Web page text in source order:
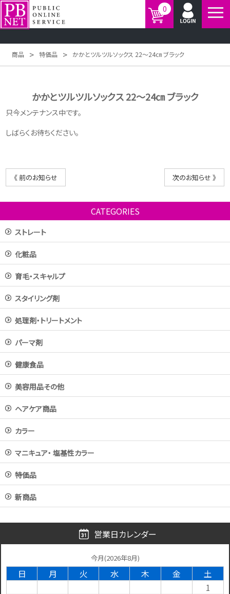
0
商品 > 特価品 > かかとツルツルソックス 22～24㎝ ブラック
かかとツルツルソックス 22～24㎝ ブラック
只今メンテナンス中です。
しばらくお待ちください。
《 前のお知らせ 次のお知らせ 》
CATEGORIES
ストレート
化粧品
育毛・スキャルプ
スタイリング剤
処理剤・トリートメント
パーマ剤
健康食品
美容用品その他
ヘアケア商品
カラー
マニキュア・ 塩基性カラー
特価品
新商品
営業日カレンダー
今月(2026年8月)
日 月 火 水 木 金
土
1